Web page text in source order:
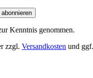
Kenntnis genommen.
zzgl. Versandkosten und